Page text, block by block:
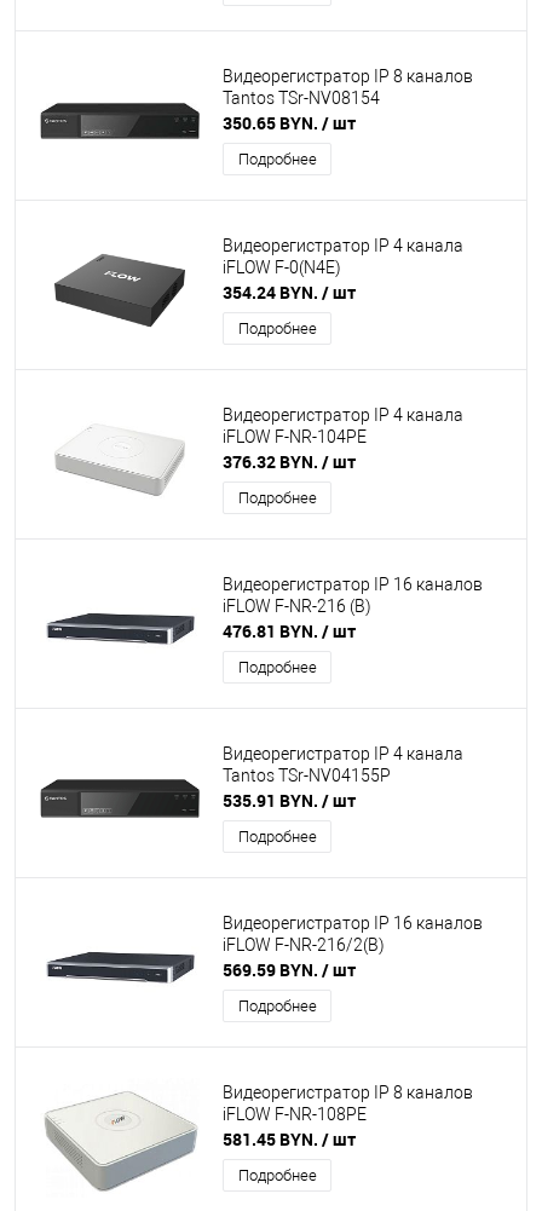
Видеорегистратор IP 8 каналов
Tantos TSr-NV08154
350.65 BYN. / шт
Подробнее
Видеорегистратор IP 4 канала
iFLOW F-0(N4E)
354.24 BYN. / шт
Подробнее
Видеорегистратор IP 4 канала
iFLOW F-NR-104PE
376.32 BYN. / шт
Подробнее
Видеорегистратор IP 16 каналов
iFLOW F-NR-216 (B)
476.81 BYN. / шт
Подробнее
Видеорегистратор IP 4 канала
Tantos TSr-NV04155P
535.91 BYN. / шт
Подробнее
Видеорегистратор IP 16 каналов
iFLOW F-NR-216/2(B)
569.59 BYN. / шт
Подробнее
Видеорегистратор IP 8 каналов
iFLOW F-NR-108PE
581.45 BYN. / шт
Подробнее